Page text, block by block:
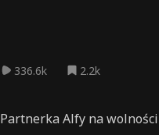
336.6k 2.2k
Partnerka Alfy na wolności